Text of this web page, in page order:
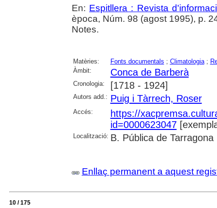
En: Espitllera : Revista
època, Núm. 98 (agost 1995), p.
Notes.
Matèries: Fonts documentals ; Climatologia;
Àmbit:
Conca de Barberà
Cronologia: [1718 - 1924]
Autors add.: Puig i Tàrrech, Roser
Accés:
https://
id=0000623047
Localització: B. Pública de Tarragona
Enllaç permanent a aquest
10 / 175